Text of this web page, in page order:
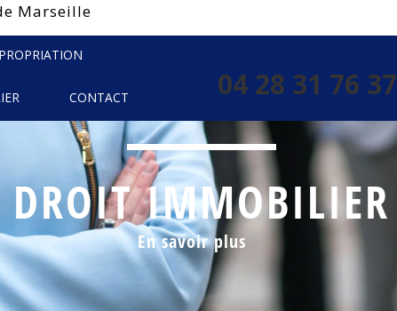
Marseille
04 28 31 76 37
CONTACT
DROIT IMMOBILIER
En savoir plus